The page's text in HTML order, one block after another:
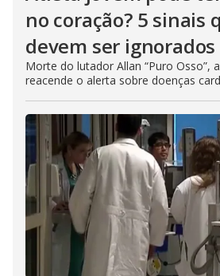
no coração? 5 sinais
devem ser ignorados
Morte do lutador Allan “Puro Osso”,
reacende o alerta sobre doenças